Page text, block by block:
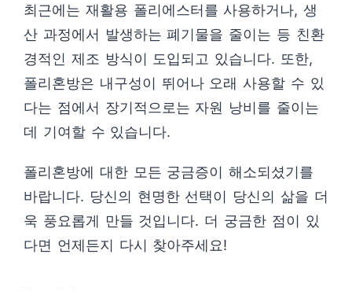
최근에는 재활용 폴리에스터를 사용하거나, 생
산 과정에서 발생하는 폐기물을 줄이는 등 친환
경적인 제조 방식이 도입되고 있습니다. 또한,
폴리혼방은 내구성이 뛰어나 오래 사용할 수 있
다는 점에서 장기적으로는 자원 낭비를 줄이는
데 기여할 수 있습니다.
폴리혼방에 대한 모든 궁금증이 해소되셨기를
바랍니다. 당신의 현명한 선택이 당신의 삶을 더
욱 풍요롭게 만들 것입니다. 더 궁금한 점이 있
다면 언제든지 다시 찾아주세요!